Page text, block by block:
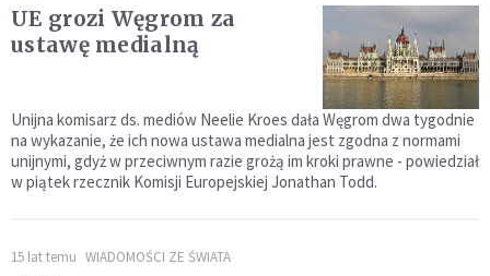
UE grozi Węgrom za
ustawę medialną
Unijna komisarz ds. mediów Neelie Kroes dała Węgrom dwa tygodnie
na wykazanie, że ich nowa ustawa medialna jest zgodna z normami
unijnymi, gdyż w przeciwnym razie grożą im kroki prawne - powiedział
w piątek rzecznik Komisji Europejskiej Jonathan Todd.
15 lat temu WIADOMOŚCI ZE ŚWIATA